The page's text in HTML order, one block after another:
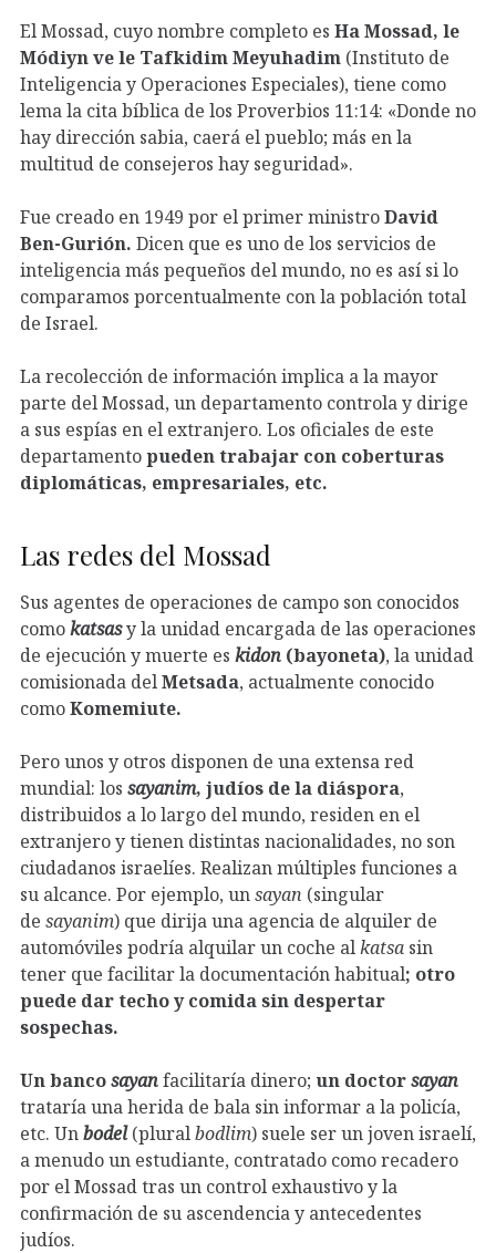
El Mossad, cuyo nombre completo es Ha Mossad, le
Módiyn ve le Tafkidim Meyuhadim (Instituto de
Inteligencia y Operaciones Especiales), tiene como
lema la cita bíblica de los Proverbios 11:14: «Donde no
hay dirección sabia, caerá el pueblo; más en la
multitud de consejeros hay seguridad».
Fue creado en 1949 por el primer ministroDavid
Ben-Gurión. Dicen que es uno de los servicios de
inteligencia más pequeños del mundo, no es así si lo
comparamos porcentualmente con la población total
de Israel.
La recolección de información implica a la mayor
parte del Mossad, un departamento controla y dirige
a sus espías en el extranjero. Los oficiales de este
departamentopueden trabajar con coberturas
diplomáticas, empresariales, etc.
Las redes del Mossad
Sus agentes de operaciones de campo son conocidos
comokatsasy la unidad encargada de las operaciones
de ejecución y muerte es kidon (bayoneta), la unidad
comisionada delMetsada, actualmente conocido
comoKomemiute.
Pero unos y otros disponen de una extensa red
mundial: los sayanim, judíos de la diáspora,
distribuidos a lo largo del mundo, residen en el
extranjero y tienen distintas nacionalidades, no son
ciudadanos israelíes. Realizan múltiples funciones a
su alcance. Por ejemplo, unsayan (singular
de sayanim) que dirija una agencia de alquiler de
automóviles podría alquilar un coche alkatsa sin
tener que facilitar la documentación habitual; otro
puede dar techo y comida sin despertar
sospechas.
Un bancosayanfacilitaría dinero; un doctorsayan
trataría una herida de bala sin informar a la policía,
etc. Unbodel (pluralbodlim) suele ser un joven israelí,
a menudo un estudiante, contratado como recadero
por el Mossad tras un control exhaustivo y la
confirmación de su ascendencia y antecedentes
judíos.